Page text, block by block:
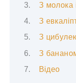
З молока
З
З
З
Відео